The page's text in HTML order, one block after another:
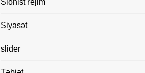
Sionist rejim
Siyasət
slider